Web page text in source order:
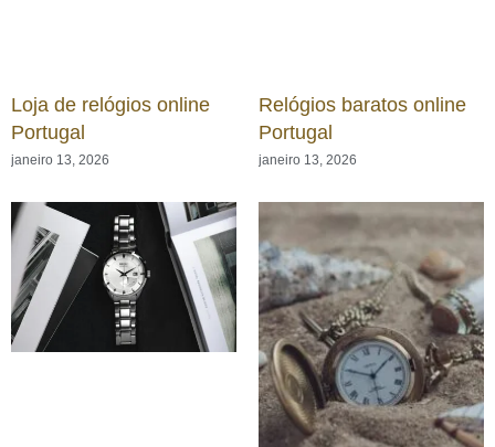
Loja de relógios online
Portugal
janeiro 13, 2026
Relógios baratos online
Portugal
janeiro 13, 2026